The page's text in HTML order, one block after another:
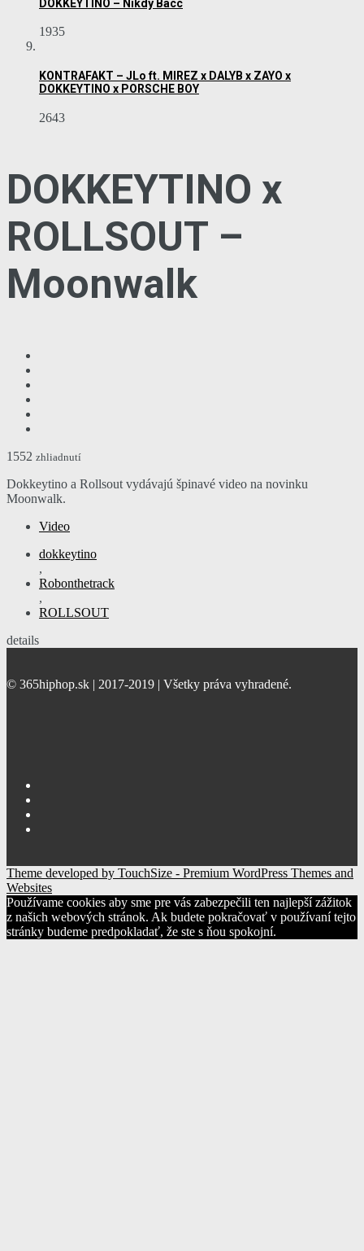
DOKKEYTINO – Nikdy Bacc
1935
KONTRAFAKT – JLo ft. MIREZ x DALYB x ZAYO x
DOKKEYTINO x PORSCHE BOY
2643
DOKKEYTINO x
ROLLSOUT –
Moonwalk
1552 zhliadnutí
Dokkeytino a Rollsout vydávajú špinavé video na novinku
Moonwalk.
Video
dokkeytino
,
Robonthetrack
,
ROLLSOUT
details
© 365hiphop.sk | 2017-2019 | Všetky práva vyhradené.
Theme developed by TouchSize - Premium WordPress Themes and
Websites
Používame cookies aby sme pre vás zabezpečili ten najlepší zážitok
z našich webových stránok. Ak budete pokračovať v používaní tejto
stránky budeme predpokladať, že ste s ňou spokojní.